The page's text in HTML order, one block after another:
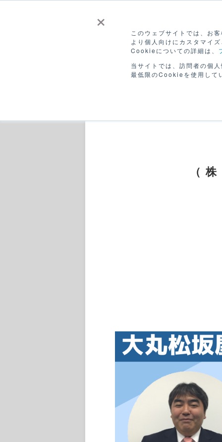
×
このウェブサイトでは、お
より個人向けにカスタマイ
Cookieについての詳細は、
当サイトでは、訪問者の個
最低限のCookieを使用して
CANVASを
つかう
販
ひ
（